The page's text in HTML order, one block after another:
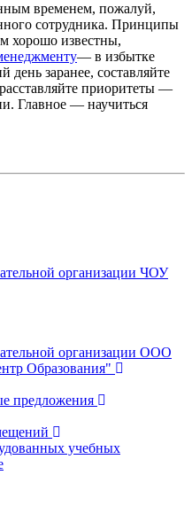
временем, пожалуй,
сотрудника. Принципы
хорошо известны,
— в избытке
день заранее, составляйте
приоритеты —
Главное — научиться
организации ЧОУ
организации ООО
Образования"
предложения
учебных